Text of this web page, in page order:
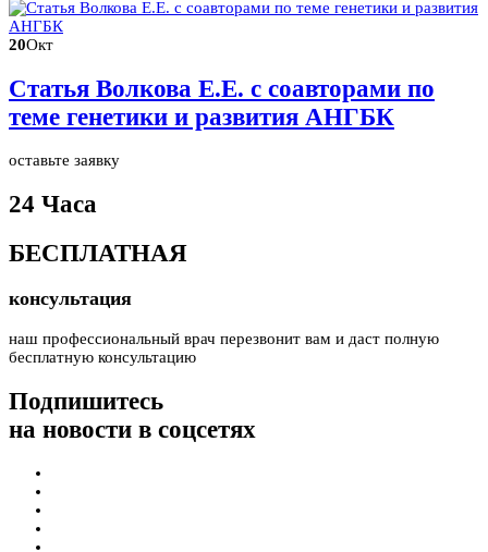
20Окт
Статья Волкова Е.Е. с соавторами по
теме генетики и развития АНГБК
оставьте заявку
24 Часа
БЕСПЛАТНАЯ
консультация
наш профессиональный врач перезвонит вам и даст полную
бесплатную консультацию
Подпишитесь
на новости в соцсетях